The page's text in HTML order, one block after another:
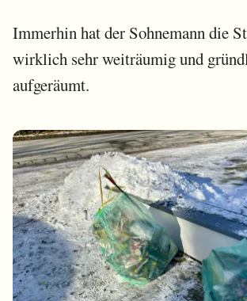
Immerhin hat der Sohnemann die
wirklich sehr weiträumig und
aufgeräumt.